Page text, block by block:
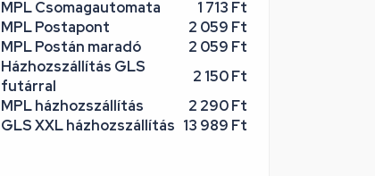
MPL Csomagautomata
1 713 Ft
MPL Postapont
2 059 Ft
MPL Postán maradó
2 059 Ft
Házhozszállítás GLS
futárral
2 150 Ft
MPL házhozszállítás
2 290 Ft
GLS XXL házhozszállítás 13 989 Ft